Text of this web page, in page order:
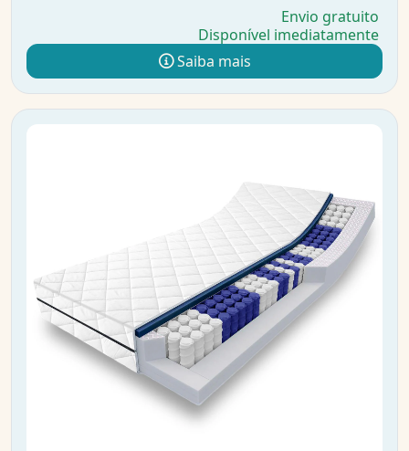
Envio gratuito
Disponível imediatamente
Saiba mais